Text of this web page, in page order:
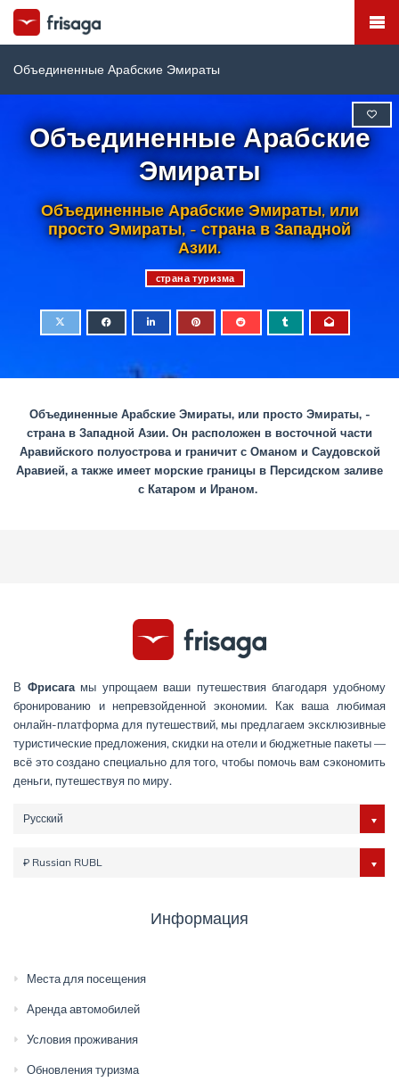
Объединенные Арабские Эмираты
Объединенные Арабские
Эмираты
Объединенные Арабские Эмираты, или
просто Эмираты, - страна в Западной
Азии.
cтрана туризма
Объединенные Арабские Эмираты, или просто Эмираты, -
страна в Западной Азии. Он расположен в восточной части
Аравийского полуострова и граничит с Оманом и Саудовской
Аравией, а также имеет морские границы в Персидском заливе
с Катаром и Ираном.
В Фрисагамы упрощаем ваши путешествия благодаря удобному
бронированию и непревзойденной экономии. Как ваша любимая
онлайн-платформа для путешествий, мы предлагаем эксклюзивные
туристические предложения, скидки на отели и бюджетные пакеты —
всё это создано специально для того, чтобы помочь вам сэкономить
деньги, путешествуя по миру.
Русский
₽ Russian RUBL
Информация
Места для посещения
Аренда автомобилей
Условия проживания
Обновления туризма